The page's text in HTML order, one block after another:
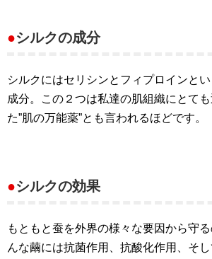
●シルクの成分
シルクにはセリシンとフィプロインと
成分。この２つは私達の肌組織にとても
た”肌の万能薬”とも言われるほどです。
●シルクの効果
もともと蚕を外界の様々な要因から守
んな繭には抗菌作用、抗酸化作用、そ